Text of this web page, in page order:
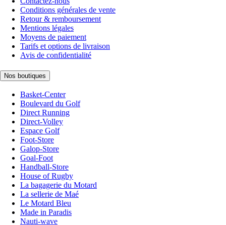
Conditions générales de vente
Retour & remboursement
Mentions légales
Moyens de paiement
Tarifs et options de livraison
Avis de confidentialité
Nos boutiques
Basket-Center
Boulevard du Golf
Direct Running
Direct-Volley
Espace Golf
Foot-Store
Galop-Store
Goal-Foot
Handball-Store
House of Rugby
La bagagerie du Motard
La sellerie de Maé
Le Motard Bleu
Made in Paradis
Nauti-wave